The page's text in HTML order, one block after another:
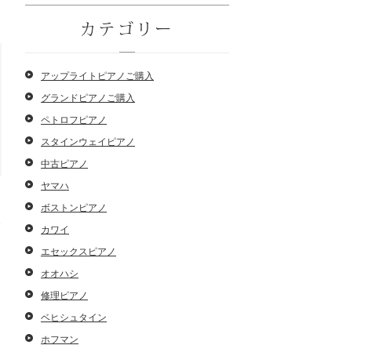
カテゴリー
アップライトピアノご購入
グランドピアノご購入
ペトロフピアノ
スタインウェイピアノ
中古ピアノ
ヤマハ
ボストンピアノ
カワイ
エセックスピアノ
オオハシ
修理ピアノ
ベヒシュタイン
ホフマン